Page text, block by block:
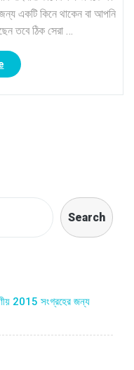
একটি কিনে থাকেন বা আপনি
তবে ঠিক সেরা …
“দ্য
হান্ট:
লো
Search
2015 সংগ্রহের জন্য